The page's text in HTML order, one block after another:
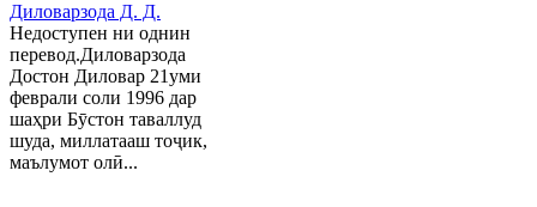
Диловарзода Д. Д.
Недоступен ни однин
перевод.Диловарзода
Достон Диловар 21уми
феврали соли 1996 дар
шаҳри Бӯстон таваллуд
шуда, миллатааш тоҷик,
маълумот олӣ...